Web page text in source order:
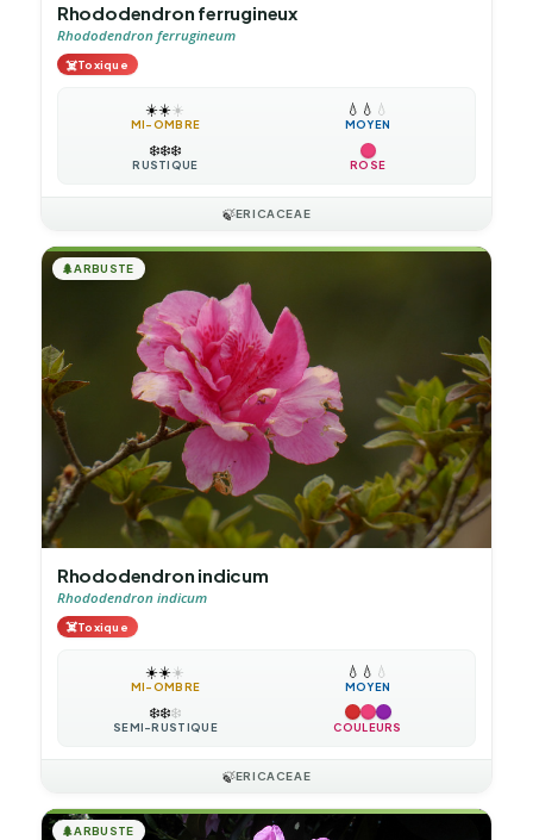
Rhododendron ferrugineux
Rhododendron ferrugineum
☠️Toxique
☀️☀️☀️
MI-OMBRE
💧 💧 💧
MOYEN
❄️❄️❄️
RUSTIQUE ROSE
🍃ERICACEAE
🌲ARBUSTE
Rhododendron indicum
Rhododendron indicum
☠️Toxique
☀️☀️☀️
MI-OMBRE
💧 💧 💧
MOYEN
❄️❄️❄️
SEMI-RUSTIQUE COULEURS
🍃ERICACEAE
🌲ARBUSTE